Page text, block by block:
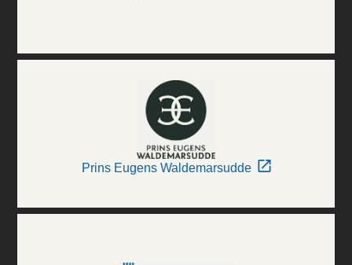
Prins Eugens Waldemarsudde